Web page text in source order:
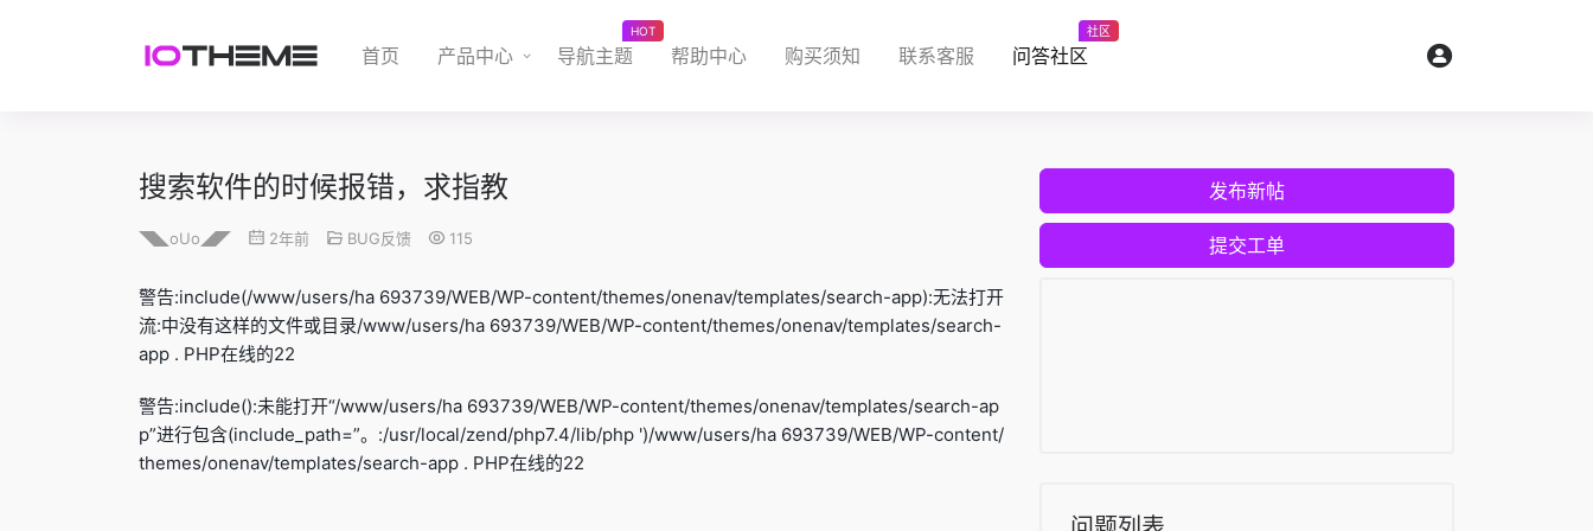
首页 产品中心 导航主题
HOT
帮助中心 购买须知 联系客服 问答社区
社区
搜索软件的时候报错，求指教
◥◣oUo◢◤ 2年前 BUG反馈 115
警告:include(/www/users/ha 693739/WEB/WP-content/themes/onenav/templates/search-app):无法打开
流:中没有这样的文件或目录/www/users/ha 693739/WEB/WP-content/themes/onenav/templates/search-
app . PHP在线的22
警告:include():未能打开“/www/users/ha 693739/WEB/WP-content/themes/onenav/templates/search-ap
p”进行包含(include_path=”。:/usr/local/zend/php7.4/lib/php ')/www/users/ha 693739/WEB/WP-content/
themes/onenav/templates/search-app . PHP在线的22
发布新帖
提交工单